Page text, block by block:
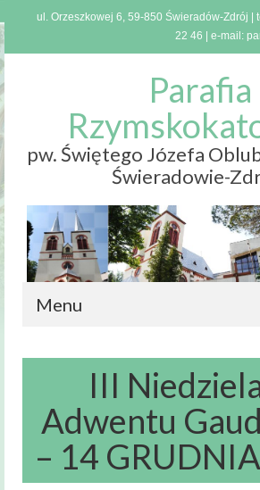
ul. Orzeszkowej 6, 59-850 Świeradów-Zdrój |
22 46 | e-mail:
Parafia
pw. Świętego Józefa
Świeradowie-
Menu
Msze święte
i nabożeństwa
Kancelaria
Parafialna
III
Adwentu
– 14